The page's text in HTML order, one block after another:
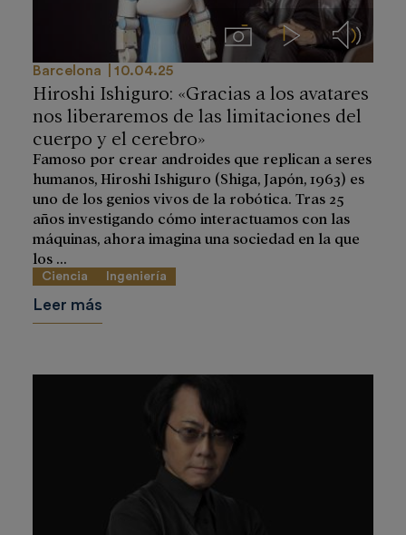
ImágenesVideos Audios
Barcelona 10.04.25
Hiroshi Ishiguro: «Gracias a los avatares
nos liberaremos de las limitaciones del
cuerpo y el cerebro»
Famoso por crear androides que replican a seres
humanos, Hiroshi Ishiguro (Shiga, Japón, 1963) es
uno de los genios vivos de la robótica. Tras 25
años investigando cómo interactuamos con las
máquinas, ahora imagina una sociedad en la que
los ...
Ciencia Ingeniería
Leer más